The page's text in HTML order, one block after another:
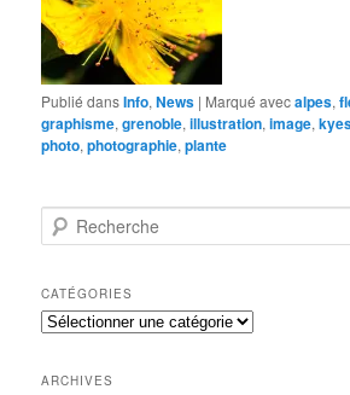
Publié dansInfo,News | Marqué avecalpes,
graphisme,grenoble,illustration,image,
photo,photographie,plante
e
h
e
r
h
CATÉGORIES
Catégories
ARCHIVES